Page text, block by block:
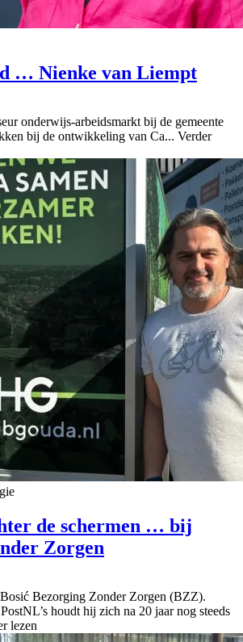
… Nienke van Liempt
onderwijs-arbeidsmarkt bij de gemeente
bij de ontwikkeling van Ca... Verder
de schermen … bij
Zorgen
Bezorging Zonder Zorgen (BZZ).
houdt hij zich na 20 jaar nog steeds
lezen